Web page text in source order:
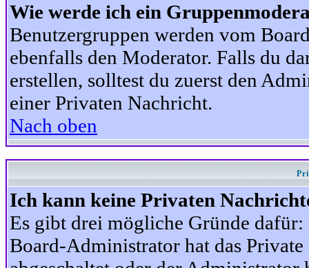
Wie werde ich ein
Benutzergruppen werden vom
ebenfalls den Moderator. Falls du
erstellen, solltest du zuerst den
einer Privaten Nachricht.
Nach oben
Ich kann keine Privaten
Es gibt drei mögliche Gründe
Board-Administrator hat das